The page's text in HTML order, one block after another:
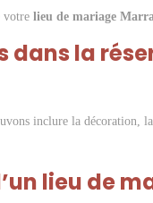
votre lieu de mariage
dans la
inclure la décoration,
lieu de